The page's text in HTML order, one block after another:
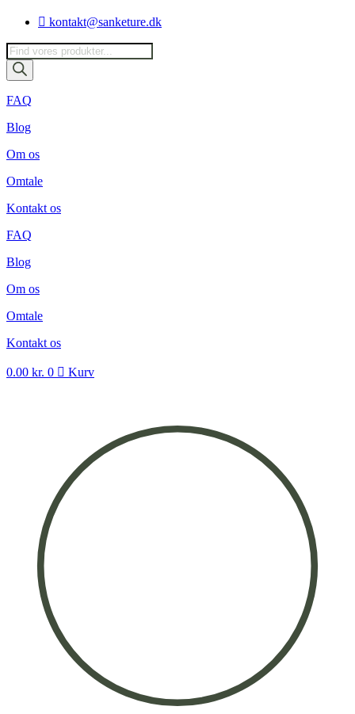
Videre
indhold
kontakt@sanketure.dk
Products
search
FAQ
Blog
Om os
Omtale
Kontakt os
FAQ
Blog
Om os
Omtale
Kontakt os
0.00 kr. 0 Kurv